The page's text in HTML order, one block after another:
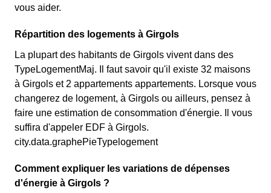
vous aider.
Répartition des logements à Girgols
La plupart des habitants de Girgols vivent dans des
TypeLogementMaj. Il faut savoir qu'il existe 32 maisons
à Girgols et 2 appartements appartements. Lorsque vous
changerez de logement, à Girgols ou ailleurs, pensez à
faire une estimation de consommation d'énergie. Il vous
suffira d'appeler EDF à Girgols.
city.data.graphePieTypelogement
Comment expliquer les variations de dépenses
d'énergie à Girgols ?